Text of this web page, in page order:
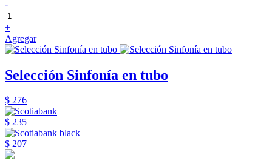
-
+
Agregar
Selección Sinfonía en tubo
$ 276
$ 235
$ 207